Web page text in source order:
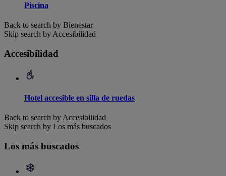
Piscina
Back to search by Bienestar
Skip search by Accesibilidad
Accesibilidad
Hotel accesible en silla de ruedas
Back to search by Accesibilidad
Skip search by Los más buscados
Los más buscados